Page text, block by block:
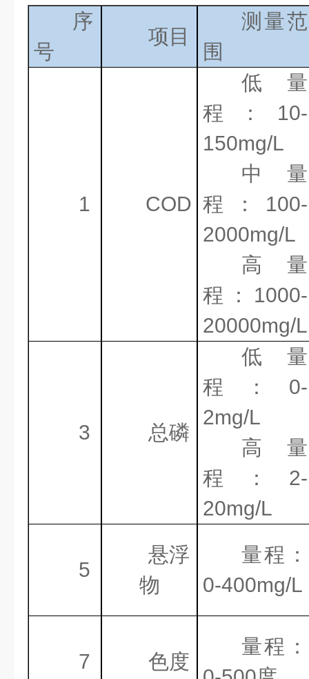
序
号
项目
测量范
围
1 COD
低量
程： 10-
150mg/L
中量
程： 100-
2000mg/L
高量
程： 1000-
20000mg/L
3 总磷
低量
程： 0-
2mg/L
高量
程： 2-
20mg/L
5
悬浮
物
量程：
0-400mg/L
7 色度
量程：